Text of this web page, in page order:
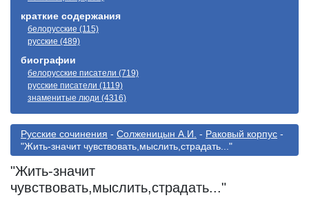
краткие содержания
белорусские (115)
русские (489)
биографии
белорусские писатели (719)
русские писатели (1119)
знаменитые люди (4316)
Русские сочинения - Солженицын А.И. - Раковый корпус -
"Жить-значит чувствовать,мыслить,страдать..."
"Жить-значит
чувствовать,мыслить,страдать..."